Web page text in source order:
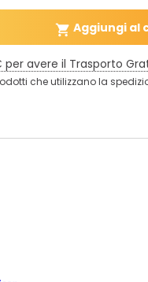
 Aggiungi al
per avere il Trasporto
che utilizzano la